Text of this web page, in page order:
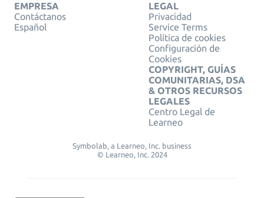
EMPRESA
Contáctanos
Español
LEGAL
Privacidad
Service Terms
Política de cookies
Configuración de
Cookies
COPYRIGHT, GUÍAS
COMUNITARIAS, DSA
& OTROS RECURSOS
LEGALES
Centro Legal de
Learneo
Symbolab, a Learneo, Inc. business
© Learneo, Inc. 2024